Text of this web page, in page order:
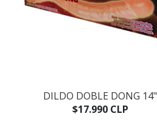
DILDO DOBLE DONG 14"
$17.990 CLP